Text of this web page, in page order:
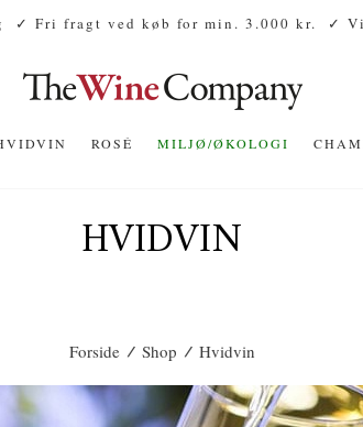
✓ Fri fragt ved køb for min. 3.000 kr. ✓
ROSÉ MILJØ/ØKOLOGI
HVIDVIN
Forside / Shop / Hvidvin